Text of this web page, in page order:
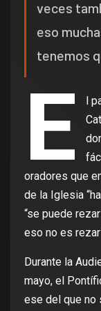
veces
eso
tenemos
E
l
oradores que
de la Iglesia
“se puede
eso no es
Durante la
mayo, el
ese del que no